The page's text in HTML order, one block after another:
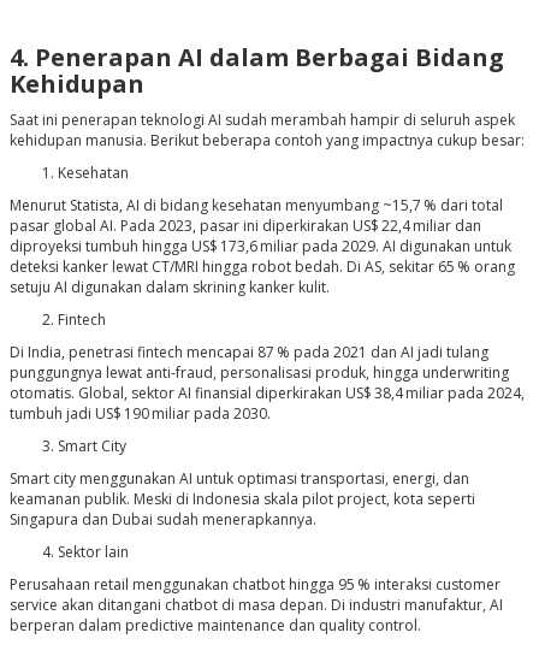
4. Penerapan AI dalam Berbagai Bidang
Kehidupan
Saat ini penerapan teknologi AI sudah merambah hampir di seluruh aspek
kehidupan manusia. Berikut beberapa contoh yang impactnya cukup besar:
Kesehatan
Menurut Statista, AI di bidang kesehatan menyumbang ~15,7 % dari total
pasar global AI. Pada 2023, pasar ini diperkirakan US$ 22,4 miliar dan
diproyeksi tumbuh hingga US$ 173,6 miliar pada 2029. AI digunakan untuk
deteksi kanker lewat CT/MRI hingga robot bedah. Di AS, sekitar 65 % orang
setuju AI digunakan dalam skrining kanker kulit.
Fintech
Di India, penetrasi fintech mencapai 87 % pada 2021 dan AI jadi tulang
punggungnya lewat anti-fraud, personalisasi produk, hingga underwriting
otomatis. Global, sektor AI finansial diperkirakan US$ 38,4 miliar pada 2024,
tumbuh jadi US$ 190 miliar pada 2030.
Smart City
Smart city menggunakan AI untuk optimasi transportasi, energi, dan
keamanan publik. Meski di Indonesia skala pilot project, kota seperti
Singapura dan Dubai sudah menerapkannya.
Sektor lain
Perusahaan retail menggunakan chatbot hingga 95 % interaksi customer
service akan ditangani chatbot di masa depan. Di industri manufaktur, AI
berperan dalam predictive maintenance dan quality control.